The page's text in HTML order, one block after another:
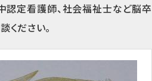
認定看護師、社会福祉士など脳卒
ください。